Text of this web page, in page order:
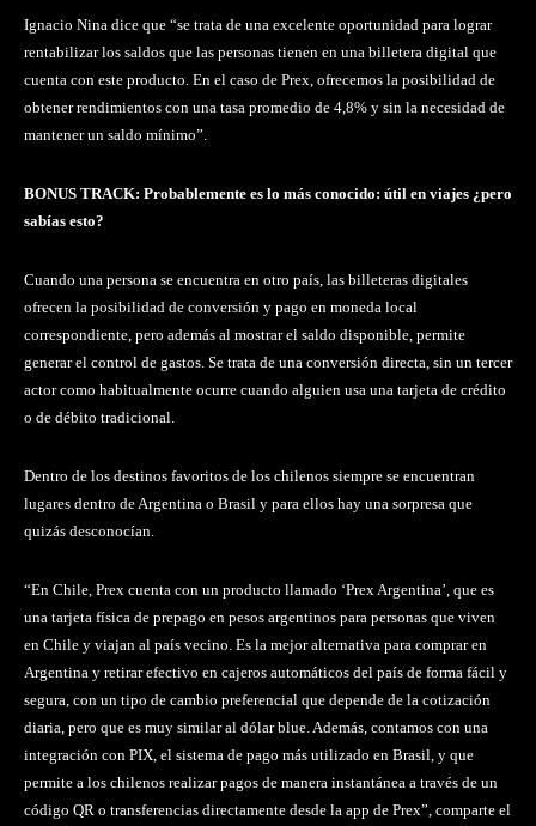
Ignacio Nina dice que “se trata de una excelente oportunidad para lograr
rentabilizar los saldos que las personas tienen en una billetera digital que
cuenta con este producto. En el caso de Prex, ofrecemos la posibilidad de
obtener rendimientos con una tasa promedio de 4,8% y sin la necesidad de
mantener un saldo mínimo”.
BONUS TRACK: Probablemente es lo más conocido: útil en viajes ¿pero
sabías esto?
Cuando una persona se encuentra en otro país, las billeteras digitales
ofrecen la posibilidad de conversión y pago en moneda local
correspondiente, pero además al mostrar el saldo disponible, permite
generar el control de gastos. Se trata de una conversión directa, sin un tercer
actor como habitualmente ocurre cuando alguien usa una tarjeta de crédito
o de débito tradicional.
Dentro de los destinos favoritos de los chilenos siempre se encuentran
lugares dentro de Argentina o Brasil y para ellos hay una sorpresa que
quizás desconocían.
“En Chile, Prex cuenta con un producto llamado ‘Prex Argentina’, que es
una tarjeta física de prepago en pesos argentinos para personas que viven
en Chile y viajan al país vecino. Es la mejor alternativa para comprar en
Argentina y retirar efectivo en cajeros automáticos del país de forma fácil y
segura, con un tipo de cambio preferencial que depende de la cotización
diaria, pero que es muy similar al dólar blue. Además, contamos con una
integración con PIX, el sistema de pago más utilizado en Brasil, y que
permite a los chilenos realizar pagos de manera instantánea a través de un
código QR o transferencias directamente desde la app de Prex”, comparte el